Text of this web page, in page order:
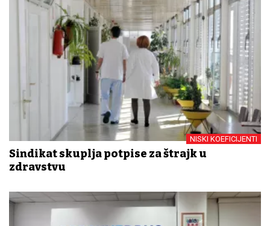
NISKI KOEFICIJENTI
Sindikat skuplja potpise za štrajk u
zdravstvu